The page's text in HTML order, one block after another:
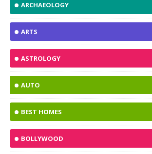
ARCHAEOLOGY
ARTS
ASTROLOGY
AUTO
BEST HOMES
BOLLYWOOD